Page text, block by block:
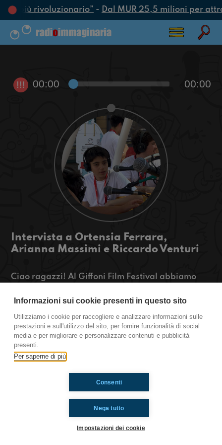
più rivoluzionario”-Dal MUR 25,5 milioni per
!!! 00:00 00:00
Intervista a Ortensia Ferrara,
Arianna Massimi e Riccardo Venturi
Ciao ragazzi! Al Giffoni Film Festival abbiamo
Riccardo Venturi, esponenti della campagna
dall’impresa sociale Con I Bambini, che presenta
qui a Giffoni l’omonimo documentario. Ascoltate
qui l’intervista!
https://www.radioimmaginaria.it
Ti è piaciuto? Condividilo!
Informazioni sui cookie presenti in questo sito
Utilizziamo i cookie per raccogliere e analizzare informazioni sulle
prestazioni e sull'utilizzo del sito, per fornire funzionalità di social
media e per migliorare e personalizzare contenuti e pubblicità
presenti.
Per saperne di più
Nega tutto
Consenti
Impostazioni dei cookie